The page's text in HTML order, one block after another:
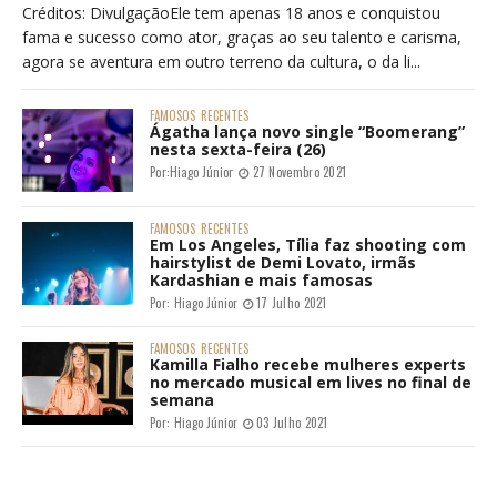
Créditos: DivulgaçãoEle tem apenas 18 anos e conquistou
fama e sucesso como ator, graças ao seu talento e carisma,
agora se aventura em outro terreno da cultura, o da li...
FAMOSOS RECENTES
Ágatha lança novo single “Boomerang”
nesta sexta-feira (26)
Por:Hiago Júnior 27 Novembro 2021
FAMOSOS RECENTES
Em Los Angeles, Tília faz shooting com
hairstylist de Demi Lovato, irmãs
Kardashian e mais famosas
Por: Hiago Júnior 17 Julho 2021
FAMOSOS RECENTES
Kamilla Fialho recebe mulheres experts
no mercado musical em lives no final de
semana
Por: Hiago Júnior 03 Julho 2021